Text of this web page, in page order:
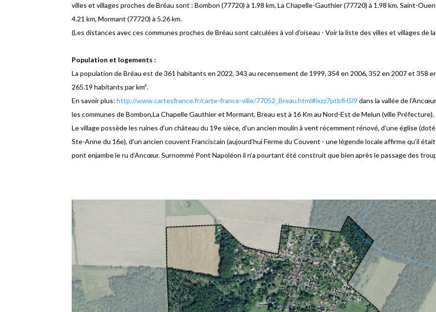
villes et villages proches de Bréau sont : Bombon (77720) à 1.98 km, La Chapelle-Gauthier (77720) à 1.98 km, Saint-
4.21 km, Mormant (77720) à 5.26 km.
(Les distances avec ces communes proches de Bréau sont calculées à vol d'oiseau - Voir la liste des villes et villages de
Population et logements :
La population de Bréau est de 361 habitants en 2022, 343 au recensement de 1999, 354 en 2006, 352 en 2007 et 358
265.19 habitants par km².
En savoir plus: http://www.cartesfrance.fr/carte-france-ville/77052_Breau.html#ixzz7ptbfH5l9 dans la vallée de
les communes de Bombon,La Chapelle Gauthier et Mormant, Breau est à 16 Km au Nord-Est de Melun (ville Préfecture).
Le village possède les ruines d’un château du 19e sièce, d’un ancien moulin à vent récemment rénové, d’une église
Ste-Anne du 16e), d’un ancien couvent Franciscain (aujourd’hui Ferme du Couvent - une légende locale affirme qu’il
pont enjambe le ru d’Ancœur. Surnommé Pont Napoléon il n’a pourtant été construit que bien après le passage des